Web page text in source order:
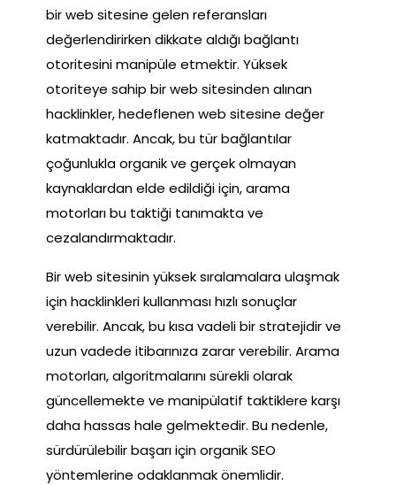
bir web sitesine gelen referansları
değerlendirirken dikkate aldığı bağlantı
otoritesini manipüle etmektir. Yüksek
otoriteye sahip bir web sitesinden alınan
hacklinkler, hedeflenen web sitesine değer
katmaktadır. Ancak, bu tür bağlantılar
çoğunlukla organik ve gerçek olmayan
kaynaklardan elde edildiği için, arama
motorları bu taktiği tanımakta ve
cezalandırmaktadır.
Bir web sitesinin yüksek sıralamalara ulaşmak
için hacklinkleri kullanması hızlı sonuçlar
verebilir. Ancak, bu kısa vadeli bir stratejidir ve
uzun vadede itibarınıza zarar verebilir. Arama
motorları, algoritmalarını sürekli olarak
güncellemekte ve manipülatif taktiklere karşı
daha hassas hale gelmektedir. Bu nedenle,
sürdürülebilir başarı için organik SEO
yöntemlerine odaklanmak önemlidir.